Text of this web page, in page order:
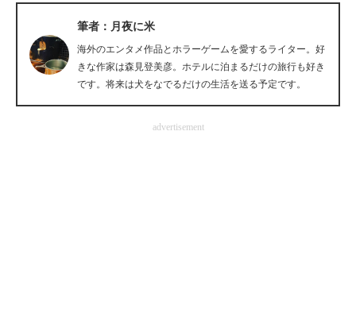
企業ITのトレンドを詳説
経営リーダーのコミュニティ
マーケ×ITの今がよく分かる
ITエンジニア向け専門サイト
筆者：月夜に米
海外のエンタメ作品とホラーゲームを愛するライター。好
きな作家は森見登美彦。ホテルに泊まるだけの旅行も好き
です。将来は犬をなでるだけの生活を送る予定です。
advertisement